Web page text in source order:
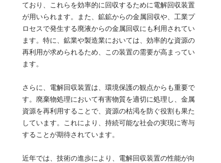
ており、これらを効率的に回収するために電解回収装置
が用いられます。また、鉱鉱からの金属回収や、工業プ
ロセスで発生する廃液からの金属回収にも利用されてい
ます。特に、鉱業や製造業においては、効率的な資源の
再利用が求められるため、この装置の需要が高まってい
ます。
さらに、電解回収装置は、環境保護の観点からも重要で
す。廃棄物処理において有害物質を適切に処理し、金属
資源を再利用することで、資源の枯渇を防ぐ役割も果た
しています。これにより、持続可能な社会の実現に寄与
することが期待されています。
近年では、技術の進歩により、電解回収装置の性能が向